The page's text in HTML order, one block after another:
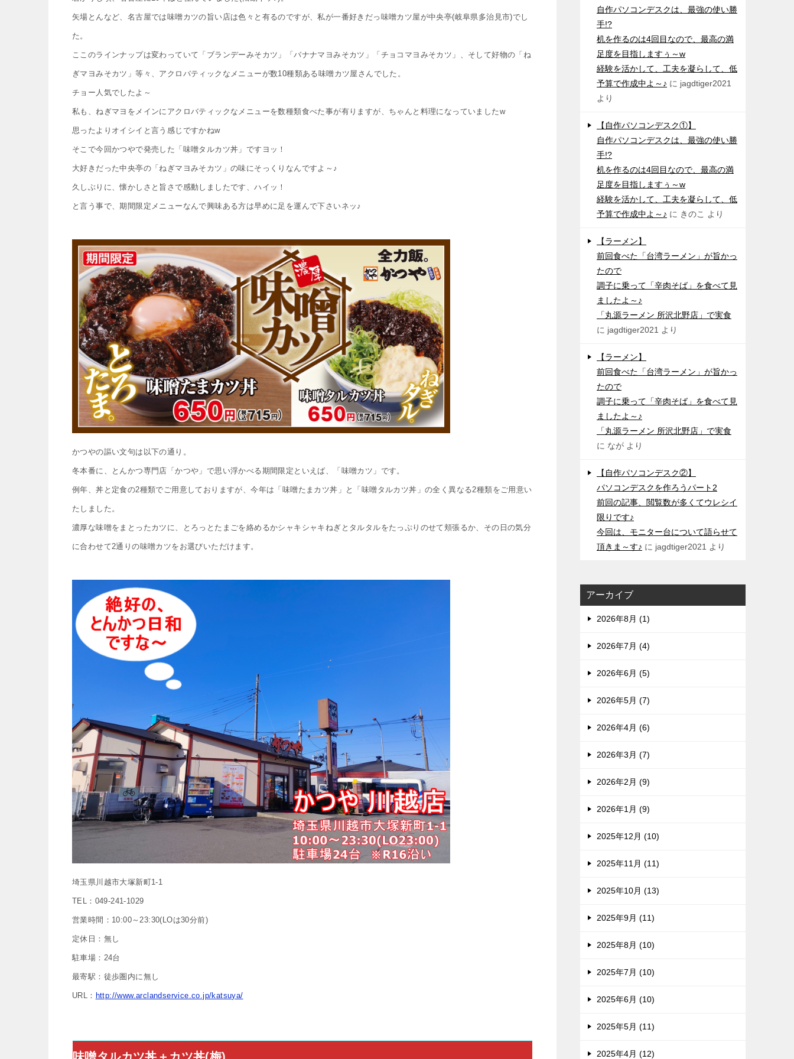
矢場とんなど、名古屋では味噌カツの旨い店は色々と有るのですが、私が一番好きだっ味噌カツ屋が中央亭(岐阜県多治見市)でし
た。
ここのラインナップは変わっていて「ブランデーみそカツ」「バナナマヨみそカツ」「チョコマヨみそカツ」、そして好物の「ね
ぎマヨみそカツ」等々、アクロバティックなメニューが数10種類ある味噌カツ屋さんでした。
チョー人気でしたよ～
私も、ねぎマヨをメインにアクロバティックなメニューを数種類食べた事が有りますが、ちゃんと料理になっていましたw
思ったよりオイシイと言う感じですかねw
そこで今回かつやで発売した「味噌タルカツ丼」ですヨッ！
大好きだった中央亭の「ねぎマヨみそカツ」の味にそっくりなんですよ～♪
久しぶりに、懐かしさと旨さで感動しましたです、ハイッ！
と言う事で、期間限定メニューなんで興味ある方は早めに足を運んで下さいネッ♪
かつやの謳い文句は以下の通り。
冬本番に、とんかつ専門店「かつや」で思い浮かべる期間限定といえば、「味噌カツ」です。
例年、丼と定食の2種類でご用意しておりますが、今年は「味噌たまカツ丼」と「味噌タルカツ丼」の全く異なる2種類をご用意い
たしました。
濃厚な味噌をまとったカツに、とろっとたまごを絡めるかシャキシャキねぎとタルタルをたっぷりのせて頬張るか、その日の気分
に合わせて2通りの味噌カツをお選びいただけます。
埼玉県川越市大塚新町1-1
TEL：049-241-1029
営業時間：10:00～23:30(LOは30分前)
定休日：無し
駐車場：24台
最寄駅：徒歩圏内に無し
URL： http://www.arclandservice.co.jp/katsuya/
自作パソコンデスクは、最強の使い勝
手!?
机を作るのは4回目なので、最高の満
足度を目指しますぅ～w
経験を活かして、工夫を凝らして、低
予算で作成中よ～♪ に jagdtiger2021
より
【自作パソコンデスク①】
自作パソコンデスクは、最強の使い勝
手!?
机を作るのは4回目なので、最高の満
足度を目指しますぅ～w
経験を活かして、工夫を凝らして、低
予算で作成中よ～♪ に きのこ より
【ラーメン】
前回食べた「台湾ラーメン」が旨かっ
たので
調子に乗って「辛肉そば」を食べて見
ましたよ～♪
「丸源ラーメン 所沢北野店」で実食
に jagdtiger2021 より
【ラーメン】
前回食べた「台湾ラーメン」が旨かっ
たので
調子に乗って「辛肉そば」を食べて見
ましたよ～♪
「丸源ラーメン 所沢北野店」で実食
に なが より
【自作パソコンデスク②】
パソコンデスクを作ろうパート2
前回の記事、閲覧数が多くてウレシイ
限りです♪
今回は、モニター台について語らせて
頂きま～す♪ に jagdtiger2021 より
アーカイブ
2026年8月 (1)
2026年7月 (4)
2026年6月 (5)
2026年5月 (7)
2026年4月 (6)
2026年3月 (7)
2026年2月 (9)
2026年1月 (9)
2025年12月 (10)
2025年11月 (11)
2025年10月 (13)
2025年9月 (11)
2025年8月 (10)
2025年7月 (10)
2025年6月 (10)
2025年5月 (11)
2025年4月 (12)